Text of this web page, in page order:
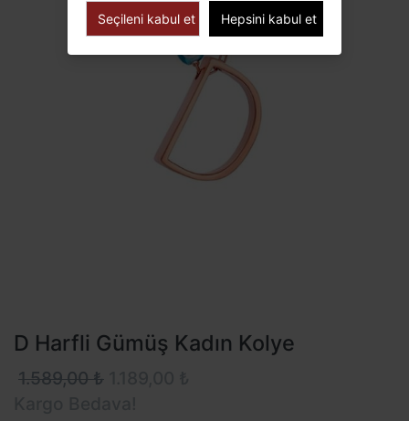
D Harfli Gümüş Kadın Kolye
1.589,00 ₺
Seçileni kabul et Hepsini kabul et